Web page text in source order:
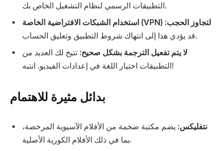
التطبيقات الرسمي لنظام التشغيل الخاص بك.
استخدام الشبكات الافتراضية الخاصة (VPN) لتجاوز الحجب:
قد يؤدي هذا إلى انتهاك شروط التطبيق وتعليق الحساب.
لا يتم تفعيل الترجمة بشكل صحيح: تتيح لك العديد من
التطبيقات اختيار اللغة في إعدادات الفيديو. انتبه!
بدائل مثيرة للاهتمام
نتفليكس: يضم مكتبة ضخمة من الأفلام الآسيوية المرخصة،
بما في ذلك الأفلام الكورية الأصلية.